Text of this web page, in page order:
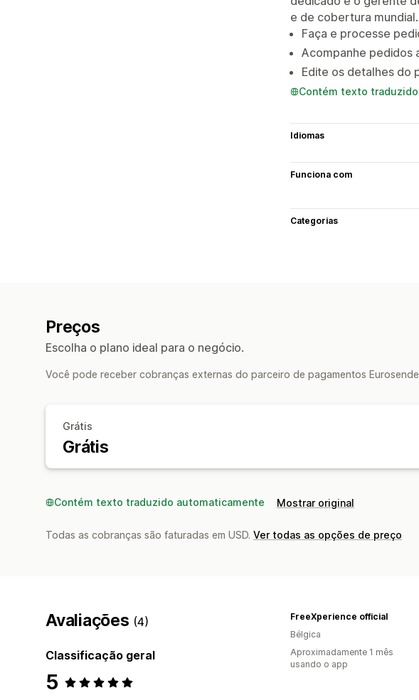
e de cobertura mundial.
Faça e processe
Acompanhe pedidos
Edite os detalhes do
Contém texto
Idiomas
Funciona com
Categorias
Preços
Escolha o plano ideal para o negócio.
Você pode receber cobranças externas do parceiro de pagamentos
Grátis
Grátis
Contém texto traduzido automaticamente Mostrar original
Todas as cobranças são faturadas em USD. Ver todas as opções de preço
Avaliações (4)
Classificação geral
5
FreeXperience official
Bélgica
Aproximadamente 1 mês
usando o app